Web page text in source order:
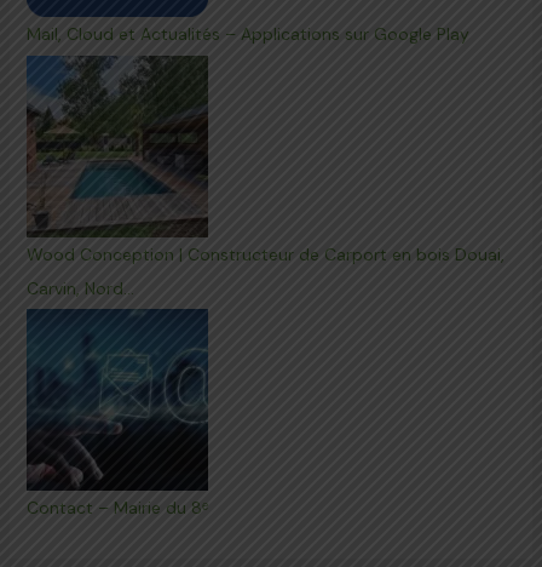
Mail, Cloud et Actualités – Applications sur Google Play
Wood Conception | Constructeur de Carport en bois Douai,
Carvin, Nord…
Contact – Mairie du 8ᵉ